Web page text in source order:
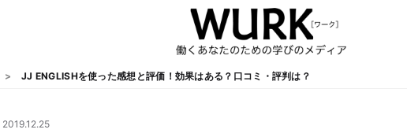
JJ ENGLISHを使った感想と評価！効果はある？口コミ・評判は？
2019.12.25